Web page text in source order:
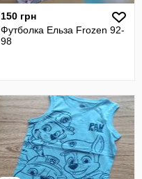
150 грн
Футболка Ельза Frozen 92-
98